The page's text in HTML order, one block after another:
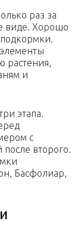
раз за
виде. Хорошо
растения,
и
этапа.
с
второго.
Басфолиар,